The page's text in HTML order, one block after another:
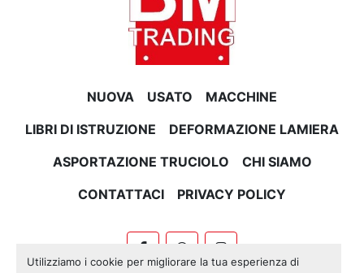
Utilizziamo i cookie per migliorare la tua esperienza di
NUOVA USATO
MACCHINE
LIBRI DI ISTRUZIONE
DEFORMAZIONE LAMIERA
ASPORTAZIONE TRUCIOLO
CHI SIAMO
CONTATTACI
PRIVACY POLICY
facebookwhatsappinstagram